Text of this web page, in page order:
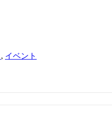
, イベント